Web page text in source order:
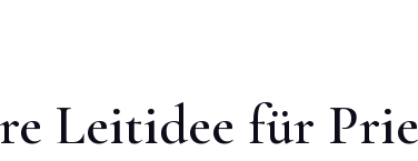
Leitidee für